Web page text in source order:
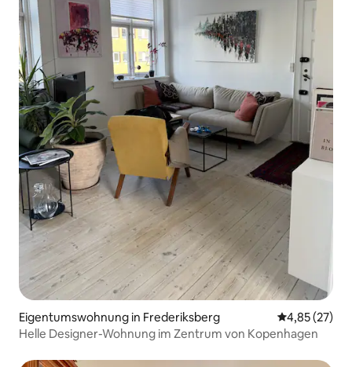
Eigentumswohnung in Frederiksberg
4,85 (27)
Helle Designer-Wohnung im Zentrum von Kopenhagen